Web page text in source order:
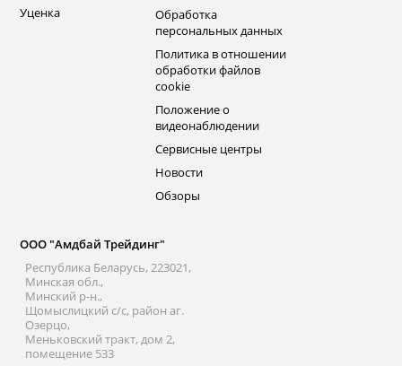
Уценка
Обработка
персональных данных
Политика в отношении
обработки файлов
cookie
Положение о
видеонаблюдении
Сервисные центры
Новости
Обзоры
ООО "Амдбай Трейдинг"
Республика Беларусь, 223021,
Минская обл.,
Минский р-н.,
Щомыслицкий с/с, район аг.
Озерцо,
Меньковский тракт, дом 2,
помещение 533